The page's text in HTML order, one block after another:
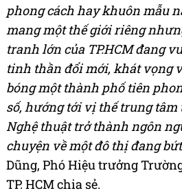
phong cách hay khuôn mẫu
mang một thế giới riêng
tranh lớn của TP.HCM đang
tinh thần đổi mới, khát vọng
bóng một thành phố tiên
số, hướng tới vị thế trung
Nghệ thuật trở thành ngôn
chuyện về một đô thị đang
Dũng, Phó Hiệu trưởng
TP. HCM chia sẻ.